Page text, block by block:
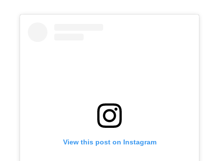
View this post on Instagram